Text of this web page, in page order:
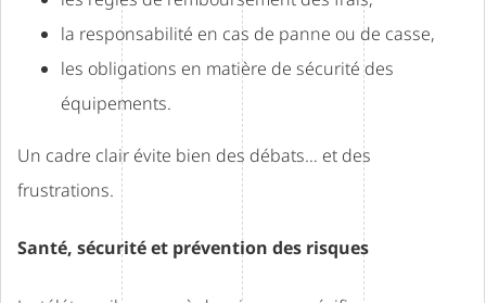
la responsabilité en cas de panne ou de casse,
les obligations en matière de sécurité des
équipements.
Un cadre clair évite bien des débats… et des
frustrations.
Santé, sécurité et prévention des risques